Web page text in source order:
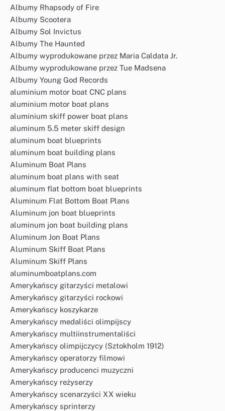
Albumy Rhapsody of Fire
Albumy Scootera
Albumy Sol Invictus
Albumy The Haunted
Albumy wyprodukowane przez Maria Caldata Jr.
Albumy wyprodukowane przez Tue Madsena
Albumy Young God Records
aluminium motor boat CNC plans
aluminium motor boat plans
aluminium skiff power boat plans
aluminum 5.5 meter skiff design
aluminum boat blueprints
aluminum boat building plans
Aluminum Boat Plans
aluminum boat plans with seat
aluminum flat bottom boat blueprints
Aluminum Flat Bottom Boat Plans
Aluminum jon boat blueprints
aluminum jon boat building plans
Aluminum Jon Boat Plans
Aluminum Skiff Boat Plans
Aluminum Skiff Plans
aluminumboatplans.com
Amerykańscy gitarzyści metalowi
Amerykańscy gitarzyści rockowi
Amerykańscy koszykarze
Amerykańscy medaliści olimpijscy
Amerykańscy multiinstrumentaliści
Amerykańscy olimpijczycy (Sztokholm 1912)
Amerykańscy operatorzy filmowi
Amerykańscy producenci muzyczni
Amerykańscy reżyserzy
Amerykańscy scenarzyści XX wieku
Amerykańscy sprinterzy